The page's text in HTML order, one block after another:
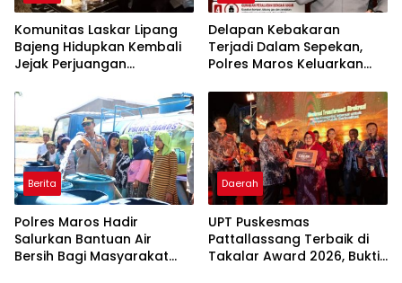
Komunitas Laskar Lipang
Bajeng Hidupkan Kembali
Jejak Perjuangan
Wabup Takalar: Apresiasi
Bahwa Sejarah Adalah
Warisan yang Tak Ternilai”.
Delapan Kebakaran
Terjadi Dalam Sepekan,
Polres Maros Keluarkan
Masyarakat
Berita
Polres Maros Hadir
Salurkan Bantuan Air
Bersih Bagi Masyarakat
Daerah
UPT Puskesmas
Pattallassang Terbaik di
Takalar Award 2026, Bukti